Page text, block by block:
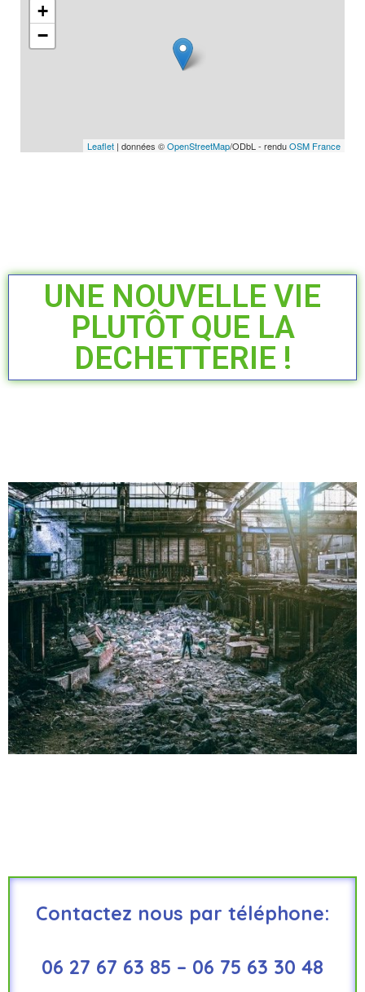
+
−
Leaflet | données ©OpenStreetMap/ODbL - renduOSM France
UNE NOUVELLE VIE
PLUTÔT QUE LA
DECHETTERIE !
Contactez nous par téléphone:
06 27 67 63 85 – 06 75 63 30 48